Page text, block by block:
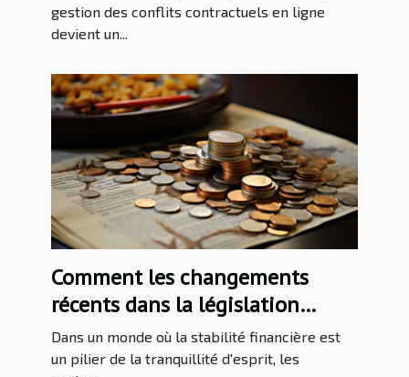
gestion des conflits contractuels en ligne
devient un...
Comment les changements
récents dans la législation
fiscale affectent les pensions de
retraite des seniors
Dans un monde où la stabilité financière est
un pilier de la tranquillité d'esprit, les